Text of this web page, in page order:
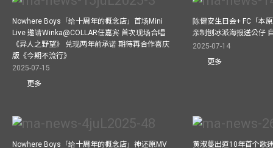
Nowhere Boys「给十周年的概念店」首场Mini
Live 邀请Winka@COLLAR任嘉宾 首次现场合唱
《异人之野望》 兑现两年前承诺 期待再合作喜庆
版《今期不流行》
2025-07-15
更多
陈健安生日会+ FC「本
亲制刨冰派海报送公仔
2025-07-14
更多
Nowhere Boys「给十周年的概念店」神还原MV
黄淑蔓出道10年首个歌